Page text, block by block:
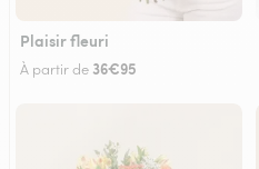
Plaisir fleuri
À partir de 36€95